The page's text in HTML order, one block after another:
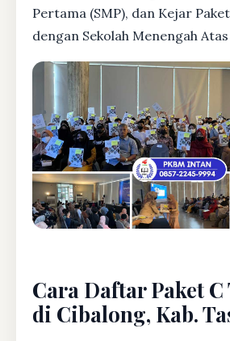
Pertama (SMP), dan Kejar
dengan Sekolah Menengah Atas
Cara Daftar Paket
di Cibalong, Kab.